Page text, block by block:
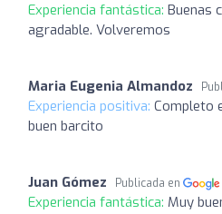
Experiencia fantástica: Buenas
agradable. Volveremos
Maria Eugenia Almandoz
Experiencia positiva: Completo
buen barcito
Juan Gómez Publicada en
Experiencia fantástica: Muy